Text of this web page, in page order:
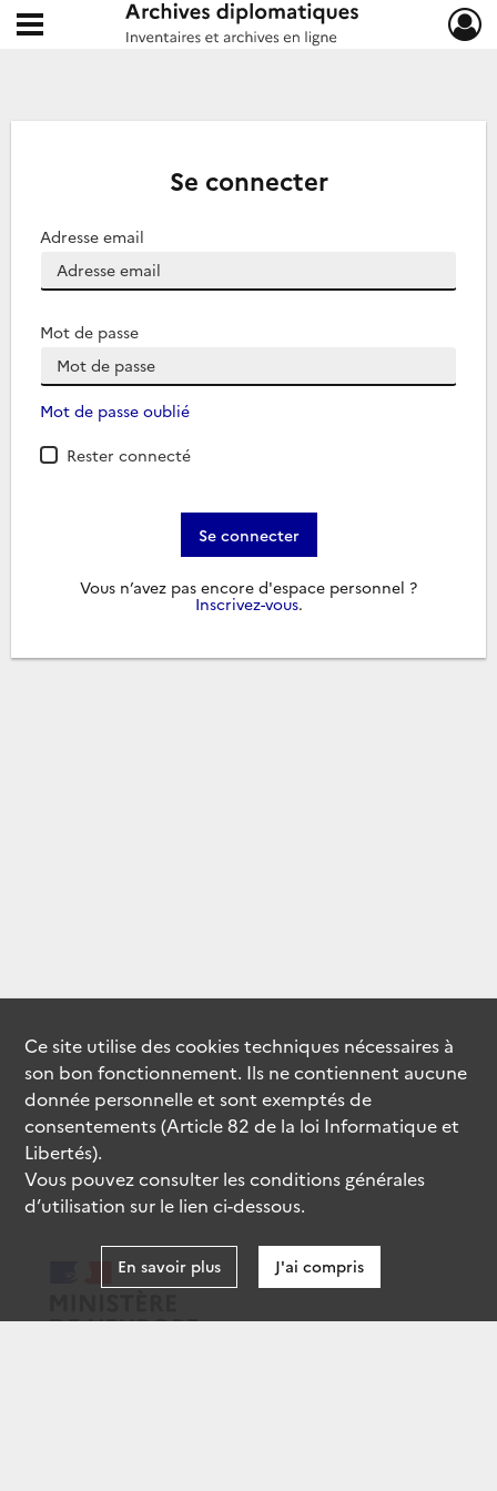
Archives diplomatiques
Ouvrir le menu déroulant
Se connecter
Adresse email
Mot de passe
Mot de passe oublié
Rester connecté
Se connecter
Vous n’avez pas encore d'espace personnel ?
Inscrivez-vous.
Ce site utilise descookiestechniques nécessaires à
son bon fonctionnement. Ils ne contiennent aucune
donnée personnelle et sont exemptés de
consentements (Article 82 de la loi Informatique et
Libertés).
Vous pouvez consulter les conditions générales
d’utilisation sur le lien ci-dessous.
En savoir plus J'ai compris